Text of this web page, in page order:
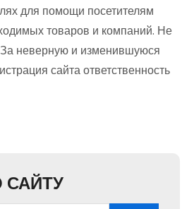
для помощи посетителям
товаров и компаний. Не
неверную и изменившуюся
сайта ответственность
САЙТУ